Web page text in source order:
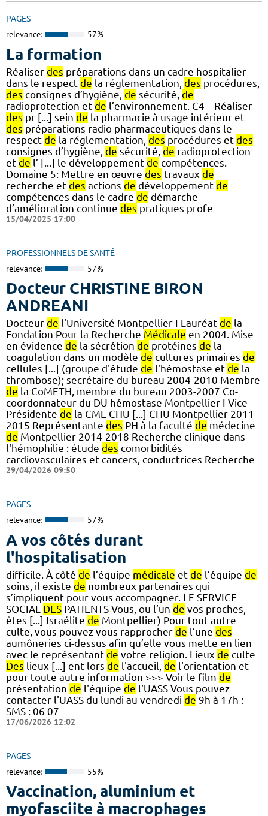
PAGES
relevance: 57%
La formation
Réaliser des préparations dans un cadre hospitalier
dans le respect de la réglementation, des procédures,
des consignes d’hygiène, de sécurité, de
radioprotection et de l’environnement. C4 – Réaliser
des pr [...] sein de la pharmacie à usage intérieur et
des préparations radio pharmaceutiques dans le
respect de la réglementation, des procédures et des
consignes d’hygiène, de sécurité, de radioprotection
et de l’ [...] le développement de compétences.
Domaine 5: Mettre en œuvre des travaux de
recherche et des actions de développement de
compétences dans le cadre de démarche
d’amélioration continue des pratiques profe
15/04/2025 17:00
PROFESSIONNELS DE SANTÉ
relevance: 57%
Docteur CHRISTINE BIRON
ANDREANI
Docteur de l'Université Montpellier I Lauréat de la
Fondation Pour la Recherche Médicale en 2004. Mise
en évidence de la sécrétion de protéines de la
coagulation dans un modèle de cultures primaires de
cellules [...] (groupe d'étude de l'hémostase et de la
thrombose); secrétaire du bureau 2004-2010 Membre
de la CoMETH, membre du bureau 2003-2007 Co-
coordonnateur du DU hémostase Montpellier I Vice-
Présidente de la CME CHU [...] CHU Montpellier 2011-
2015 Représentante des PH à la faculté de médecine
de Montpellier 2014-2018 Recherche clinique dans
l'hémophilie : étude des comorbidités
cardiovasculaires et cancers, conductrices Recherche
29/04/2026 09:50
PAGES
relevance: 57%
A vos côtés durant
l'hospitalisation
difficile. À côté de l’équipe médicale et de l’équipe de
soins, il existe de nombreux partenaires qui
s’impliquent pour vous accompagner. LE SERVICE
SOCIAL DES PATIENTS Vous, ou l’un de vos proches,
êtes [...] Israélite de Montpellier) Pour tout autre
culte, vous pouvez vous rapprocher de l’une des
aumôneries ci-dessus afin qu’elle vous mette en lien
avec le représentant de votre religion. Lieux de culte
Des lieux [...] ent lors de l'accueil, de l'orientation et
pour toute autre information >>> Voir le film de
présentation de l'équipe de l'UASS Vous pouvez
contacter l'UASS du lundi au vendredi de 9h à 17h :
SMS : 06 07
17/06/2026 12:02
PAGES
relevance: 55%
Vaccination, aluminium et
myofasciite à macrophages